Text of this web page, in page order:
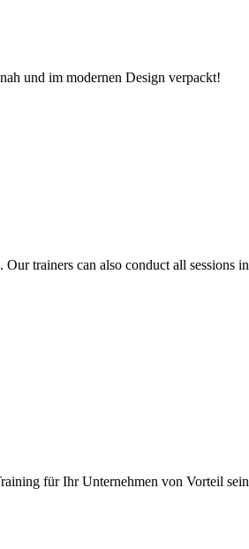
und im modernen Design verpackt!
trainers can also conduct all sessions in
für Ihr Unternehmen von Vorteil sein